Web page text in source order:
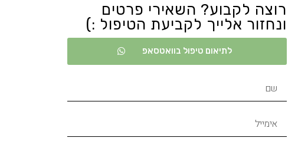
רוצה לקבוע? השאירי פרטים
ונחזור אלייך לקביעת הטיפול :)
לתיאום טיפול בוואטסאפ